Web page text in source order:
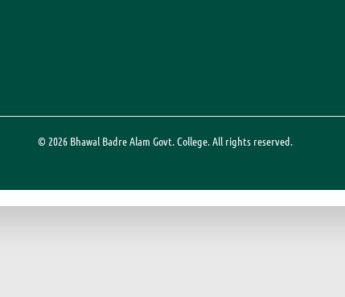
© 2026 Bhawal Badre Alam Govt. College. All rights reserved.